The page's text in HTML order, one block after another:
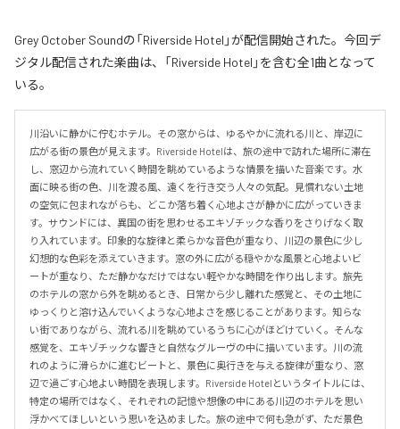
Grey October Soundの「Riverside Hotel」が配信開始された。今回デ
ジタル配信された楽曲は、「Riverside Hotel」を含む全1曲となって
いる。
川沿いに静かに佇むホテル。その窓からは、ゆるやかに流れる川と、岸辺に
広がる街の景色が見えます。Riverside Hotelは、旅の途中で訪れた場所に滞在
し、窓辺から流れていく時間を眺めているような情景を描いた音楽です。水
面に映る街の色、川を渡る風、遠くを行き交う人々の気配。見慣れない土地
の空気に包まれながらも、どこか落ち着く心地よさが静かに広がっていきま
す。サウンドには、異国の街を思わせるエキゾチックな香りをさりげなく取
り入れています。印象的な旋律と柔らかな音色が重なり、川辺の景色に少し
幻想的な色彩を添えていきます。窓の外に広がる穏やかな風景と心地よいビ
ートが重なり、ただ静かなだけではない軽やかな時間を作り出します。旅先
のホテルの窓から外を眺めるとき、日常から少し離れた感覚と、その土地に
ゆっくりと溶け込んでいくような心地よさを感じることがあります。知らな
い街でありながら、流れる川を眺めているうちに心がほどけていく。そんな
感覚を、エキゾチックな響きと自然なグルーヴの中に描いています。川の流
れのように滑らかに進むビートと、景色に奥行きを与える旋律が重なり、窓
辺で過ごす心地よい時間を表現します。Riverside Hotelというタイトルには、
特定の場所ではなく、それぞれの記憶や想像の中にある川辺のホテルを思い
浮かべてほしいという思いを込めました。旅の途中で何も急がず、ただ景色